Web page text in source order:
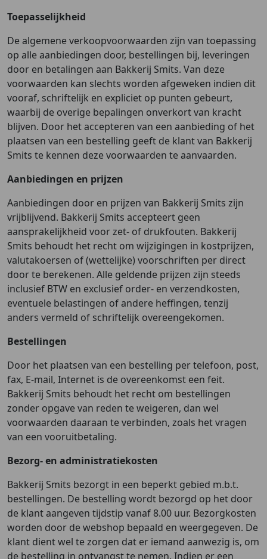
Toepasselijkheid
De algemene verkoopvoorwaarden zijn van toepassing
op alle aanbiedingen door, bestellingen bij, leveringen
door en betalingen aan Bakkerij Smits. Van deze
voorwaarden kan slechts worden afgeweken indien dit
vooraf, schriftelijk en expliciet op punten gebeurt,
waarbij de overige bepalingen onverkort van kracht
blijven. Door het accepteren van een aanbieding of het
plaatsen van een bestelling geeft de klant van Bakkerij
Smits te kennen deze voorwaarden te aanvaarden.
Aanbiedingen en prijzen
Aanbiedingen door en prijzen van Bakkerij Smits zijn
vrijblijvend. Bakkerij Smits accepteert geen
aansprakelijkheid voor zet- of drukfouten. Bakkerij
Smits behoudt het recht om wijzigingen in kostprijzen,
valutakoersen of (wettelijke) voorschriften per direct
door te berekenen. Alle geldende prijzen zijn steeds
inclusief BTW en exclusief order- en verzendkosten,
eventuele belastingen of andere heffingen, tenzij
anders vermeld of schriftelijk overeengekomen.
Bestellingen
Door het plaatsen van een bestelling per telefoon, post,
fax, E-mail, Internet is de overeenkomst een feit.
Bakkerij Smits behoudt het recht om bestellingen
zonder opgave van reden te weigeren, dan wel
voorwaarden daaraan te verbinden, zoals het vragen
van een vooruitbetaling.
Bezorg- en administratiekosten
Bakkerij Smits bezorgt in een beperkt gebied m.b.t.
bestellingen. De bestelling wordt bezorgd op het door
de klant aangeven tijdstip vanaf 8.00 uur. Bezorgkosten
worden door de webshop bepaald en weergegeven. De
klant dient wel te zorgen dat er iemand aanwezig is, om
de bestelling in ontvangst te nemen. Indien er een